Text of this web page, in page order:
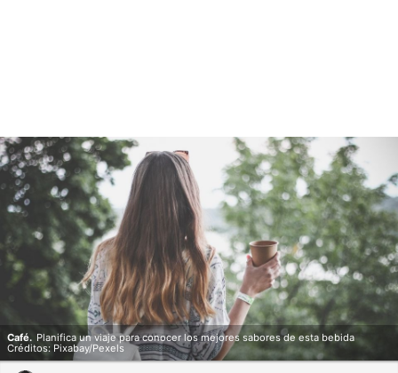
Café. Planifica un viaje para conocer los mejores sabores de esta bebida
Créditos: Pixabay/Pexels